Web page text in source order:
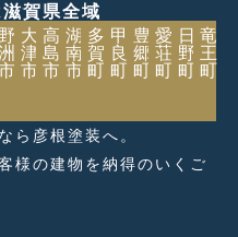
賀県全域
野 大
津
市
高
島
市
湖
南
市
多
賀
町
甲
良
町
豊
郷
町
愛
荘
町
日
野
町
竜
王
町
ら彦根塗装へ。
様の建物を納得のいくご